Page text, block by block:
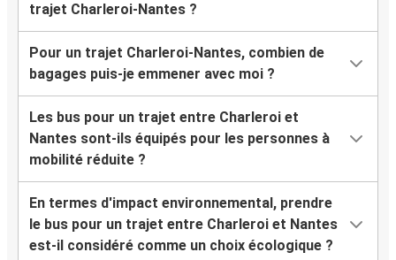
trajet Charleroi-Nantes ?
Pour un trajet Charleroi-Nantes, combien de
bagages puis-je emmener avec moi ?
Les bus pour un trajet entre Charleroi et
Nantes sont-ils équipés pour les personnes à
mobilité réduite ?
En termes d'impact environnemental, prendre
le bus pour un trajet entre Charleroi et Nantes
est-il considéré comme un choix écologique ?